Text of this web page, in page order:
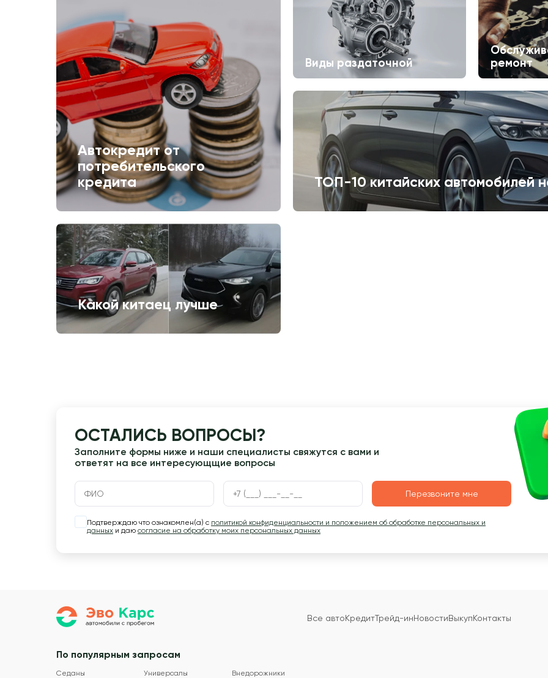
Автокредит от
потребительского
кредита
Виды раздаточной
ремонт
ТОП-10 китайских автомобилей
Какой китаец лучше
ОСТАЛИСЬ ВОПРОСЫ?
Заполните формы ниже и наши специалисты свяжутся с вами и
ответят на все интересующщие вопросы
Перезвоните мне
Подтверждаю что ознакомлен(а) с политикой конфиденциальности и положением об обработке персональных и
данных и даю согласие на обработку моих персональных данных
Все автоКредитТрейд-инНовостиВыкупКонтакты
По популярным запросам
Седаны Универсалы Внедорожники